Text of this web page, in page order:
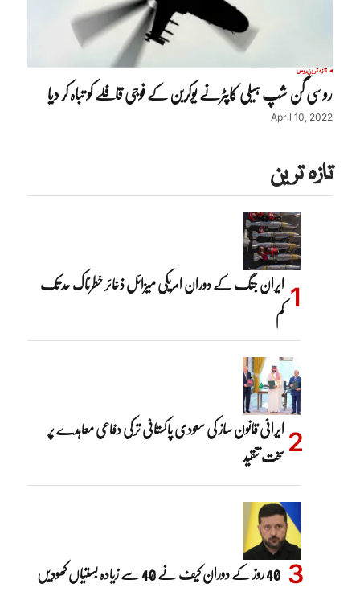
تازہ ترینروس
روسی گن شپ ہیلی کاپٹرنے یوکرین کے فوجی قافلے کو تباہ کر دیا
April 10, 2022
تازہ ترین
ایران جنگ کے دوران امریکی میزائل ذخائر خطرناک حد تک
کم
ایرانی قانون ساز کی سعودی پاکستانی ترکی دفاعی معاہدے پر
سخت تنقید
40 روز کے دوران کیف نے 40 سے زیادہ بستیاں کھودیں